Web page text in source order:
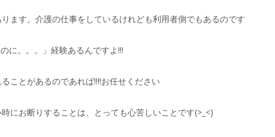
ます。介護の仕事をしているけれども利用者側でもあるのです
のに。。。」経験あるんですよ!!!
ことがあるのであれば!!!!お任せください
にお断りすることは、とっても心苦しいことです(>_<)